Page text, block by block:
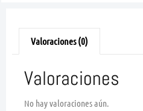
Valoraciones (0)
Valoraciones
No hay valoraciones aún.